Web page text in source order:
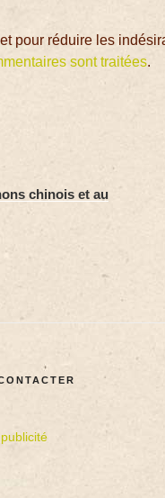
pour réduire les
sont traitées.
chinois et au